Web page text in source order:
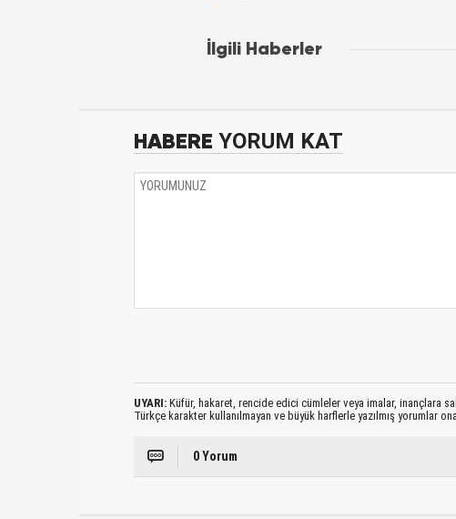
İlgili Haberler
HABERE YORUM KAT
UYARI: Küfür, hakaret, rencide edici cümleler veya imalar, inançlara
Türkçe karakter kullanılmayan ve büyük harflerle yazılmış yorumlar
0 Yorum